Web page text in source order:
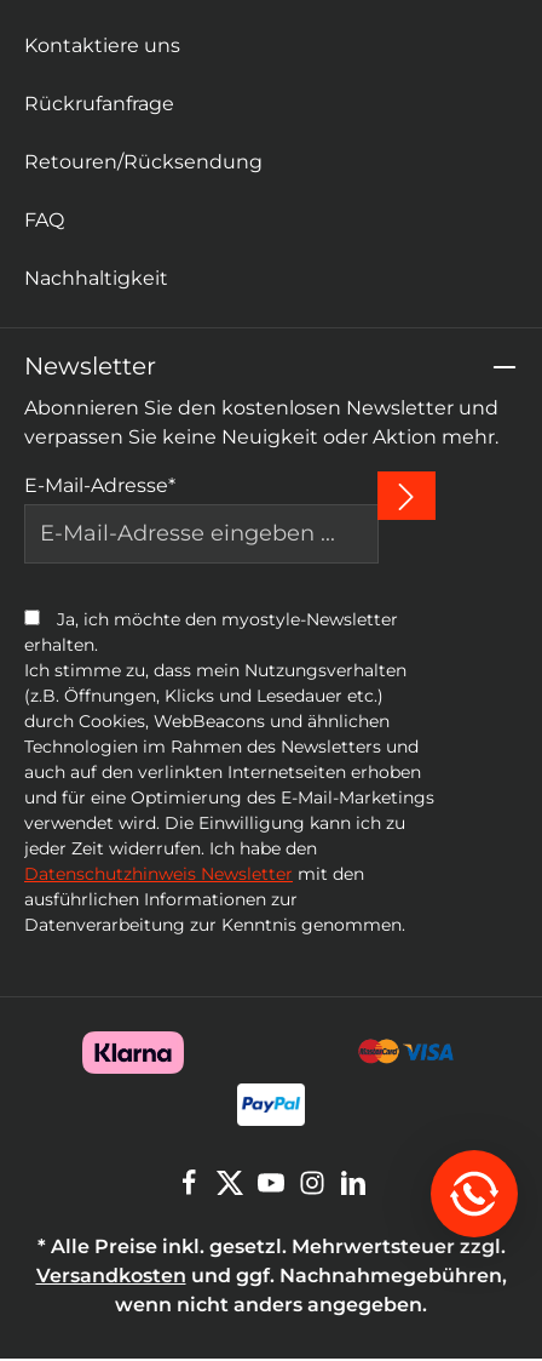
Newsletter
Abonnieren Sie den kostenlosen Newsletter und
verpassen Sie keine Neuigkeit oder Aktion mehr.
E-Mail-Adresse*
Ja, ich möchte den myostyle-Newsletter
erhalten.
Ich stimme zu, dass mein Nutzungsverhalten
(z.B. Öffnungen, Klicks und Lesedauer etc.)
durch Cookies, WebBeacons und ähnlichen
Technologien im Rahmen des Newsletters und
auch auf den verlinkten Internetseiten erhoben
und für eine Optimierung des E-Mail-Marketings
verwendet wird. Die Einwilligung kann ich zu
jeder Zeit widerrufen. Ich habe den
Datenschutzhinweis Newsletter mit den
ausführlichen Informationen zur
Datenverarbeitung zur Kenntnis genommen.
Kontaktiere uns
Rückrufanfrage
Retouren/Rücksendung
FAQ
Nachhaltigkeit
* Alle Preise inkl. gesetzl. Mehrwertsteuer zzgl.
Versandkosten und ggf. Nachnahmegebühren,
wenn nicht anders angegeben.